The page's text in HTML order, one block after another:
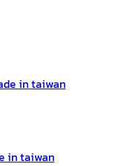
in taiwan